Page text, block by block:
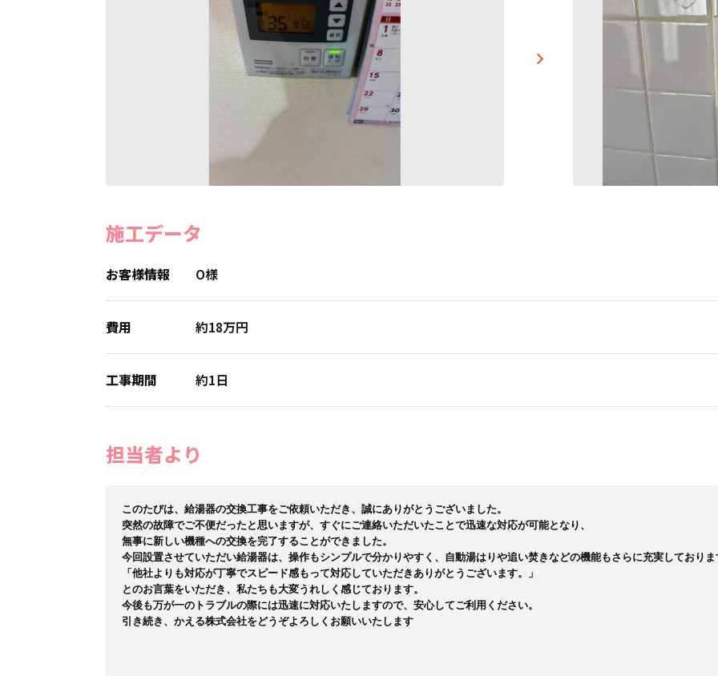
施工データ
お客様情報 O様
費用 約18万円
工事期間 約1日
担当者より
このたびは、給湯器の交換工事をご依頼いただき、誠にありがとうございました。
突然の故障でご不便だったと思いますが、すぐにご連絡いただいたことで迅速な対応が可能となり、
無事に新しい機種への交換を完了することができました。
今回設置させていただい給湯器は、操作もシンプルで分かりやすく、自動湯はりや追い焚きなどの機能もさらに充実しておりま
「他社よりも対応が丁寧でスピード感もって対応していただきありがとうございます。」
とのお言葉をいただき、私たちも大変うれしく感じております。
今後も万が一のトラブルの際には迅速に対応いたしますので、安心してご利用ください。
引き続き、かえる株式会社をどうぞよろしくお願いいたします